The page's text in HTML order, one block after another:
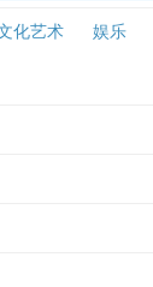
化艺术 娱乐